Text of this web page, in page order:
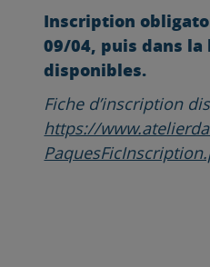
Inscription
09/04, puis dans
disponibles.
Fiche d’inscription
https://